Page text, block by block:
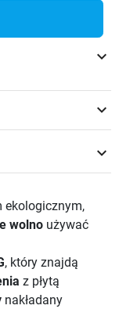
keyboard_arrow_down
keyboard_arrow_down
keyboard_arrow_down
ekologicznym,
wolno używać
, który znajdą
z płytą
nakładany